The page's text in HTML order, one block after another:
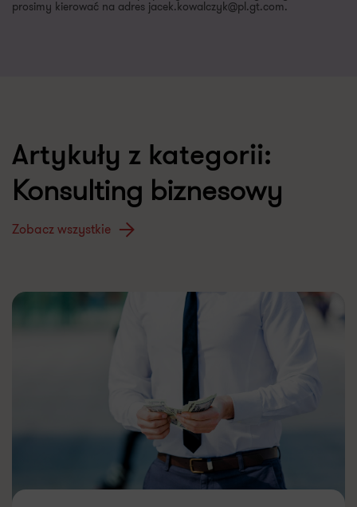
prosimy kierować na adres jacek.kowalczyk@pl.gt.com.
Artykuły z kategorii:
Konsulting biznesowy
Zobacz wszystkie